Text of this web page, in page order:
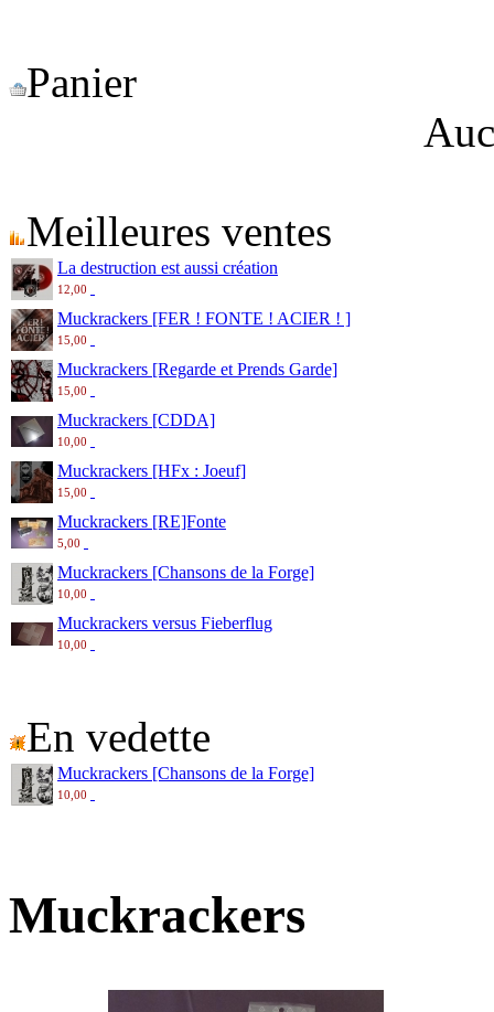
Panier
Meilleures ventes
La destruction est aussi création
12,00
Muckrackers [FER ! FONTE ! ACIER ! ]
15,00
Muckrackers [Regarde et Prends Garde]
15,00
Muckrackers [CDDA]
10,00
Muckrackers [HFx : Joeuf]
15,00
Muckrackers [RE]Fonte
5,00
Muckrackers [Chansons de la Forge]
10,00
Muckrackers versus Fieberflug
10,00
En vedette
Muckrackers [Chansons de la Forge]
10,00
Muckrackers